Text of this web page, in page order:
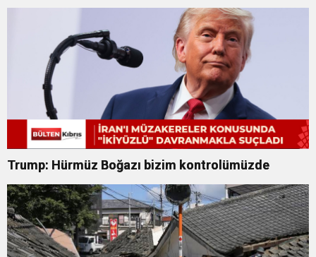
Trump: Hürmüz Boğazı bizim kontrolümüzde